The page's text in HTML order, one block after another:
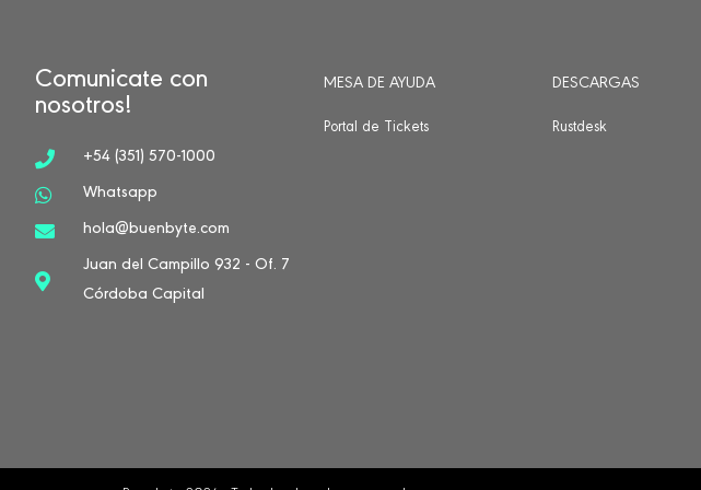
Comunicate con
nosotros!
+54 (351) 570-1000
Whatsapp
hola@buenbyte.com
Juan del Campillo 932 - Of. 7
Córdoba Capital
MESA DE AYUDA
Portal de Tickets
DESCARGAS
Rustdesk